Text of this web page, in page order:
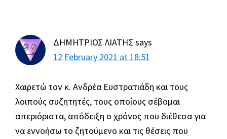
ΔΗΜΗΤΡΙΟΣ ΛΙΑΤΗΣ says
12 February 2021 at 18:51
Χαιρετώ τον κ. Ανδρέα Ευστρατιάδη και τους
λοιπούς συζητητές, τους οποίους σέβομαι
απεριόριστα, απόδειξη ο χρόνος που διέθεσα για
να εννοήσω το ζητούμενο και τις θέσεις που